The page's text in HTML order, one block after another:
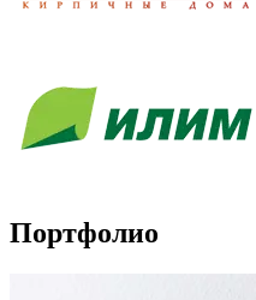
Портфолио